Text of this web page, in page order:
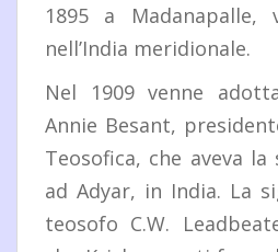
1895 a Madanapalle,
nell’India meridionale.
Nel 1909 venne
Annie Besant,
Teosofica, che aveva
ad Adyar, in India. La
teosofo C.W.